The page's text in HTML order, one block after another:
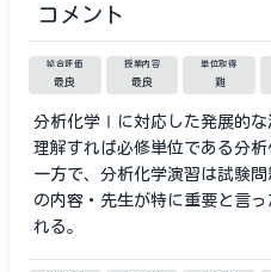
コメント
総合評価
最良
授業内容
最良
単位取得
難
分析化学Ⅰに対応した発展的な
理解すれば必修単位である分
一方で、分析化学演習は試験
の内容・先生が特に重要と言
れる。